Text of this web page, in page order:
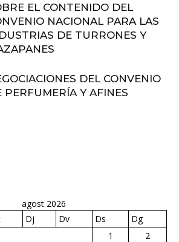
EL CONTENIDO DEL
NACIONAL PARA LAS
DE TURRONES Y
DEL CONVENIO
PERFUMERÍA Y AFINES
agost 2026
Dj Dv Ds
Dg
1
2